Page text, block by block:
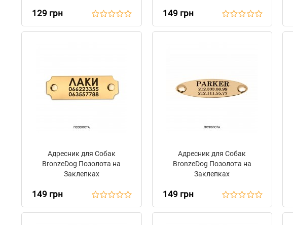
129 грн 149 грн
Адресник для Собак
BronzeDog Позолота на
Заклепках
149 грн
Адресник для Собак
BronzeDog Позолота на
Заклепках
149 грн